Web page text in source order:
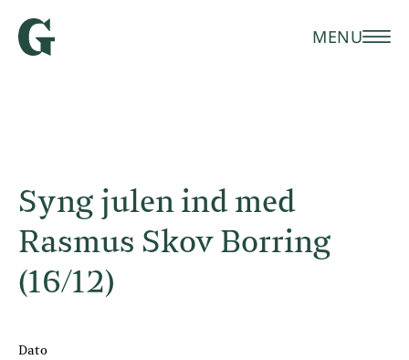
MENU
Syng julen ind med
Rasmus Skov Borring
(16/12)
Dato